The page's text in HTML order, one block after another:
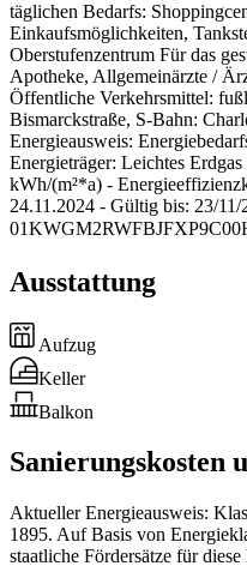
täglichen Bedarfs:
Einkaufsmöglichkeiten,
Oberstufenzentrum Für das
Apotheke, Allgemeinärzte /
Öffentliche Verkehrsmittel:
Bismarckstraße, S-Bahn:
Energieausweis:
Energieträger: Leichtes
kWh/(m²*a) -
24.11.2024 - Gültig bis: 23/
Ausstattung
Aufzug
Keller
Balkon
Sanierungskosten
Aktueller Energieausweis:
1895. Auf Basis von
staatliche Fördersätze für